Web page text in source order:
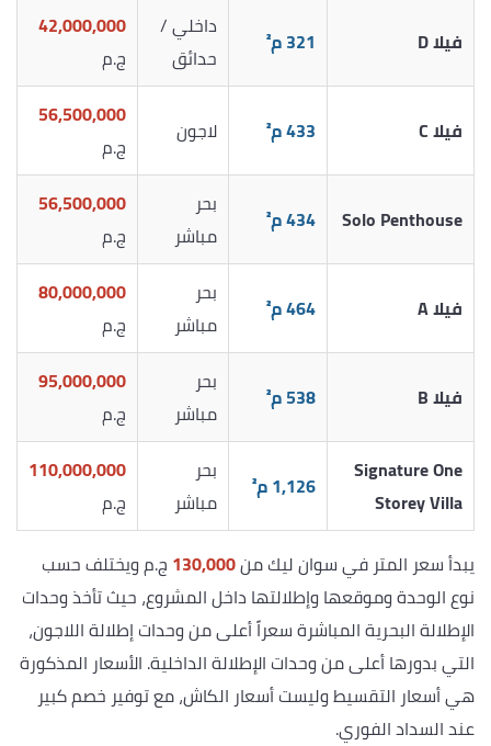
فيلا D 321 م²
داخلي /
حدائق
42,000,000
ج.م
فيلا C 433 م² لاجون
56,500,000
ج.م
Solo Penthouse 434 م²
بحر
مباشر
56,500,000
ج.م
فيلا A 464 م²
بحر
مباشر
80,000,000
ج.م
فيلا B 538 م²
بحر
مباشر
95,000,000
ج.م
Signature One
Storey Villa
1,126 م²
بحر
مباشر
110,000,000
ج.م
يبدأ سعر المتر في سوان ليك من130,000 ج.م ويختلف حسب
نوع الوحدة وموقعها وإطلالتها داخل المشروع، حيث تأخذ وحدات
الإطلالة البحرية المباشرة سعراً أعلى من وحدات إطلالة اللاجون،
التي بدورها أعلى من وحدات الإطلالة الداخلية. الأسعار المذكورة
هي أسعار التقسيط وليست أسعار الكاش، مع توفير خصم كبير
عند السداد الفوري.